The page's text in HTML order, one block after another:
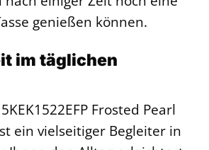
genießen können.
im täglichen
Frosted Pearl
ein vielseitiger Begleiter in